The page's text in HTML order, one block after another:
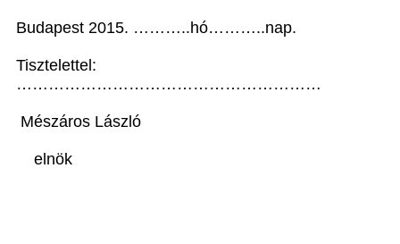
Budapest 2015. ………..hó………..nap.
Tisztelettel:
…………………………………………………
Mészáros László
elnök